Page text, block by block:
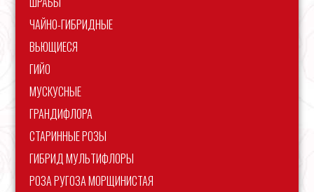
ЧАЙНО-ГИБРИДНЫЕ
ВЬЮЩИЕСЯ
ГИЙО
МУСКУСНЫЕ
ГРАНДИФЛОРА
СТАРИННЫЕ РОЗЫ
ГИБРИД МУЛЬТИФЛОРЫ
РОЗА РУГОЗА МОРЩИНИСТАЯ